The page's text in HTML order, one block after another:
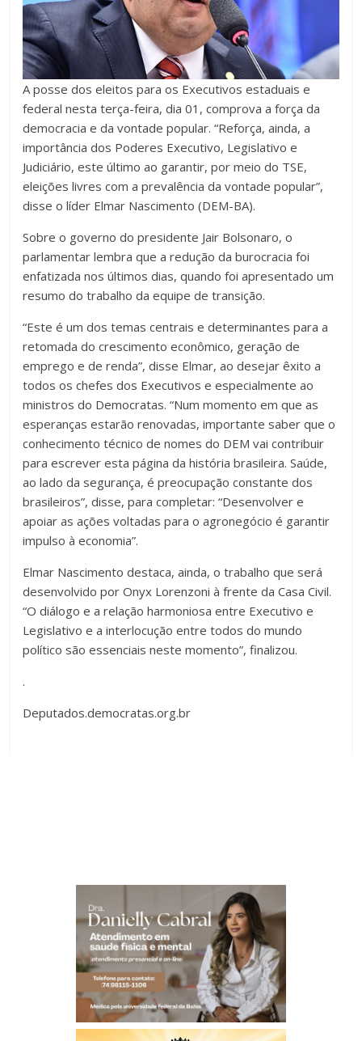
A posse dos eleitos para os Executivos estaduais e
federal nesta terça-feira, dia 01, comprova a força da
democracia e da vontade popular. “Reforça, ainda, a
importância dos Poderes Executivo, Legislativo e
Judiciário, este último ao garantir, por meio do TSE,
eleições livres com a prevalência da vontade popular”,
disse o líder Elmar Nascimento (DEM-BA).
Sobre o governo do presidente Jair Bolsonaro, o
parlamentar lembra que a redução da burocracia foi
enfatizada nos últimos dias, quando foi apresentado um
resumo do trabalho da equipe de transição.
“Este é um dos temas centrais e determinantes para a
retomada do crescimento econômico, geração de
emprego e de renda”, disse Elmar, ao desejar êxito a
todos os chefes dos Executivos e especialmente ao
ministros do Democratas. “Num momento em que as
esperanças estarão renovadas, importante saber que o
conhecimento técnico de nomes do DEM vai contribuir
para escrever esta página da história brasileira. Saúde,
ao lado da segurança, é preocupação constante dos
brasileiros”, disse, para completar: “Desenvolver e
apoiar as ações voltadas para o agronegócio é garantir
impulso à economia”.
Elmar Nascimento destaca, ainda, o trabalho que será
desenvolvido por Onyx Lorenzoni à frente da Casa Civil.
“O diálogo e a relação harmoniosa entre Executivo e
Legislativo e a interlocução entre todos do mundo
político são essenciais neste momento”, finalizou.
.
Deputados.democratas.org.br